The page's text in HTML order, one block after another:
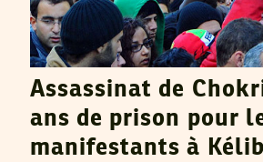
Assassinat de
ans de prison pour
manifestants à